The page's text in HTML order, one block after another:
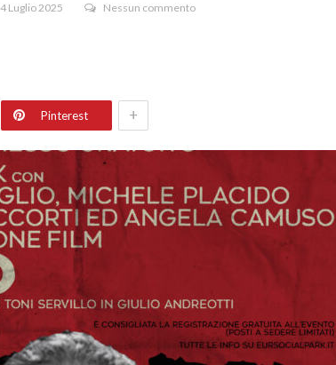
4 Luglio 2025 Nessun commento
Pinterest +